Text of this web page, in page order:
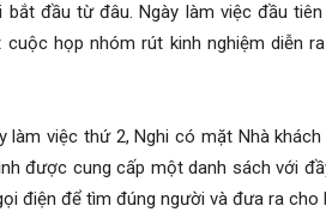
bắt đầu từ đâu. Ngày làm việc đầu
cuộc họp nhóm rút kinh nghiệm diễn
làm việc thứ 2, Nghi có mặt Nhà
được cung cấp một danh sách với
điện để tìm đúng người và đưa ra cho